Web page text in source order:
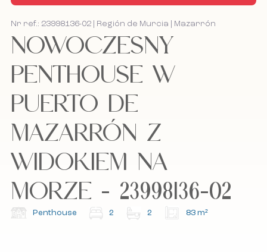
Kontakt
Bel mij terug
Akceptuję politykę cookies, politykę
prywatności oraz regulamin.
Zapisz się do naszego newslettera.
Bel mij terug
Akceptuję politykę cookies, politykę
prywatności oraz regulamin.
Zapisz się do naszego newslettera.
Nr ref.: 23998136-02 | Región de Murcia | Mazarrón
NOWOCZESNY
PENTHOUSE W
PUERTO DE
MAZARRÓN Z
WIDOKIEM NA
MORZE - 23998136-02
Penthouse 2 2 83 m²